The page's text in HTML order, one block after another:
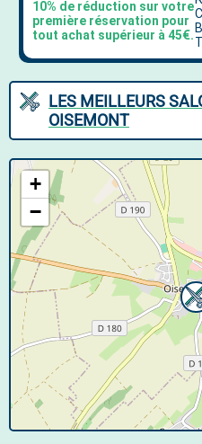
LES MEILLEURS
OISEMONT
+
−